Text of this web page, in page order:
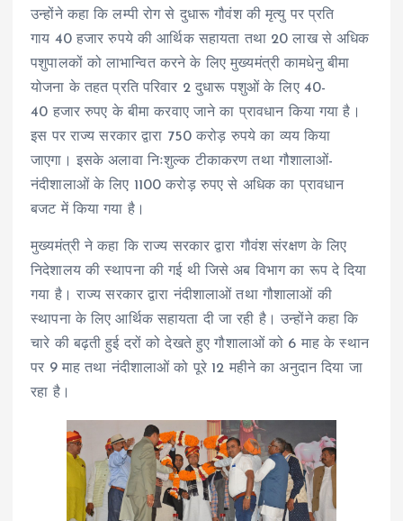
उन्होंने कहा कि लम्पी रोग से दुधारू गौवंश की मृत्यु पर प्रति
गाय 40 हजार रुपये की आर्थिक सहायता तथा 20 लाख से अधिक
पशुपालकों को लाभान्वित करने के लिए मुख्यमंत्री कामधेनु बीमा
योजना के तहत प्रति परिवार 2 दुधारू पशुओं के लिए 40-
40 हजार रुपए के बीमा करवाए जाने का प्रावधान किया गया है।
इस पर राज्य सरकार द्वारा 750 करोड़ रुपये का व्यय किया
जाएगा। इसके अलावा निःशुल्क टीकाकरण तथा गौशालाओं-
नंदीशालाओं के लिए 1100 करोड़ रुपए से अधिक का प्रावधान
बजट में किया गया है।
मुख्यमंत्री ने कहा कि राज्य सरकार द्वारा गौवंश संरक्षण के लिए
निदेशालय की स्थापना की गई थी जिसे अब विभाग का रूप दे दिया
गया है। राज्य सरकार द्वारा नंदीशालाओं तथा गौशालाओं की
स्थापना के लिए आर्थिक सहायता दी जा रही है। उन्होंने कहा कि
चारे की बढ़ती हुई दरों को देखते हुए गौशालाओं को 6 माह के स्थान
पर 9 माह तथा नंदीशालाओं को पूरे 12 महीने का अनुदान दिया जा
रहा है।